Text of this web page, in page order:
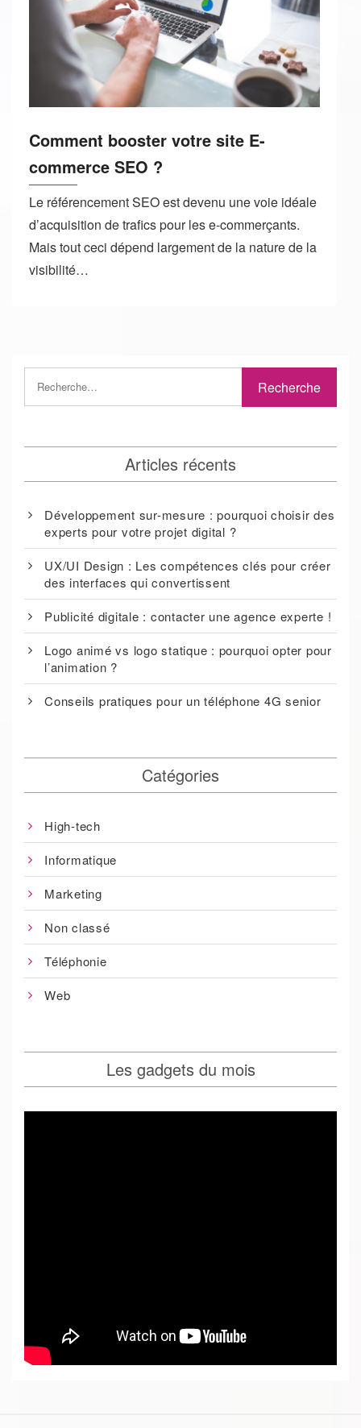
Comment booster votre site E-
commerce SEO ?
Le référencement SEO est devenu une voie idéale
d’acquisition de trafics pour les e-commerçants.
Mais tout ceci dépend largement de la nature de la
visibilité…
Articles récents
Développement sur-mesure : pourquoi choisir des
experts pour votre projet digital ?
UX/UI Design : Les compétences clés pour créer
des interfaces qui convertissent
Publicité digitale : contacter une agence experte !
Logo animé vs logo statique : pourquoi opter pour
l’animation ?
Conseils pratiques pour un téléphone 4G senior
Catégories
High-tech
Informatique
Marketing
Non classé
Téléphonie
Web
Les gadgets du mois